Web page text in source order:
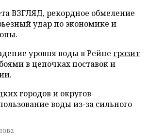
ВЗГЛЯД, рекордное обмеление
удар по экономике и
уровня воды в Рейне грозит
в цепочках поставок и
городов и округов
воды из-за сильного